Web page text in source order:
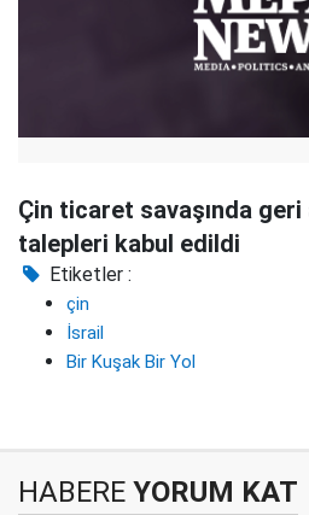
Çin ticaret savaşında geri
talepleri kabul edildi
Etiketler :
çin
İsrail
Bir Kuşak Bir Yol
HABERE YORUM KAT